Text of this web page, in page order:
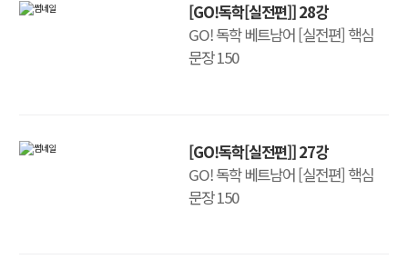
[GO!독학[실전편]] 28강
GO! 독학 베트남어 [실전편] 핵심
문장 150
[GO!독학[실전편]] 27강
GO! 독학 베트남어 [실전편] 핵심
문장 150